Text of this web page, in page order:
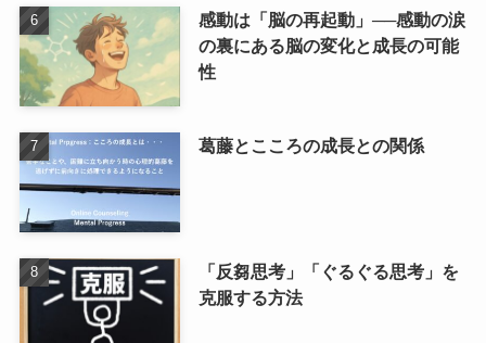
感動は「脳の再起動」──感動の涙
の裏にある脳の変化と成長の可能
性
葛藤とこころの成長との関係
「反芻思考」「ぐるぐる思考」を
克服する方法